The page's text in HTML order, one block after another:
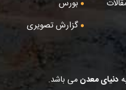
بورس
گزارش تصویری
دنیای معدنمی باشد.